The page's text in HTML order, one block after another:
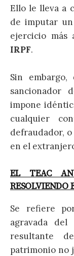
Ello le lleva a
de imputar
ejercicio
IRPF.
Sin
sancionador
impone
cualquier
defraudador,
en el
EL TEAC
RESOLVIENDO
Se refiere
agravada del
resultante
patrimonio no